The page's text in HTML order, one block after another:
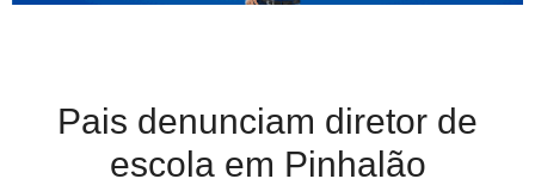
Pais denunciam diretor de
escola em Pinhalão